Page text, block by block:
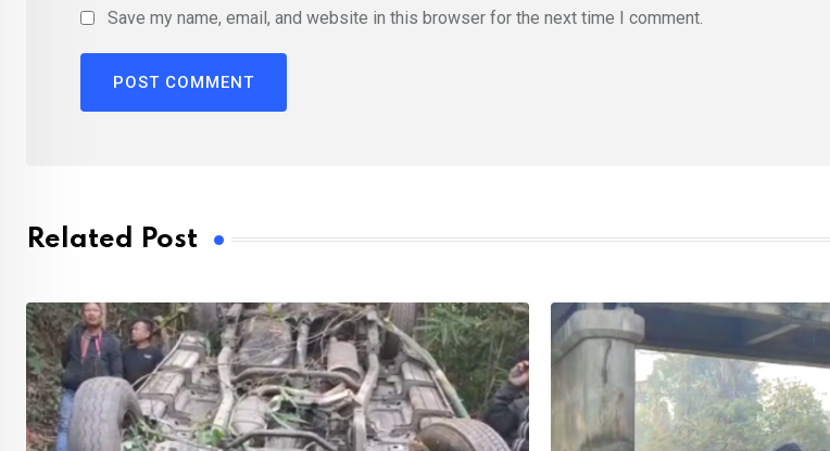
Save my name, email, and website in this browser for the next time I comment.
Related Post